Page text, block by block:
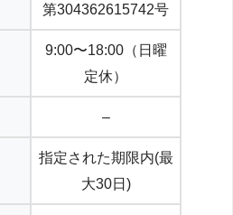
第304362615742号
9:00〜18:00（日曜
定休）
–
指定された期限内(最
大30日)